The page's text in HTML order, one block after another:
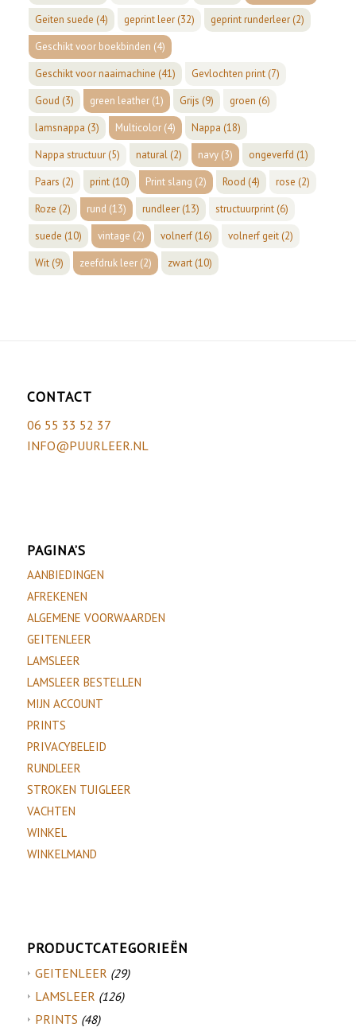
Geiten suede (4) geprint leer(32) geprint runderleer(2)
Geschikt voor boekbinden (4)
Geschikt voor naaimachine (41) Gevlochten print(7)
Goud (3) green leather(1) Grijs (9) groen (6)
lamsnappa (3) Multicolor(4) Nappa (18)
Nappa structuur(5) natural(2) navy(3) ongeverfd (1)
Paars (2) print(10) Print slang (2) Rood (4) rose (2)
Roze (2) rund (13) rundleer(13) structuurprint(6)
suede (10) vintage (2) volnerf(16) volnerf geit(2)
Wit(9) zeefdruk leer(2) zwart(10)
CONTACT
06 55 33 52 37
INFO@PUURLEER.NL
PAGINA’S
AANBIEDINGEN
AFREKENEN
ALGEMENE VOORWAARDEN
GEITENLEER
LAMSLEER
LAMSLEER BESTELLEN
MIJN ACCOUNT
PRINTS
PRIVACYBELEID
RUNDLEER
STROKEN TUIGLEER
VACHTEN
WINKEL
WINKELMAND
PRODUCTCATEGORIEËN
GEITENLEER (29)
LAMSLEER (126)
PRINTS (48)